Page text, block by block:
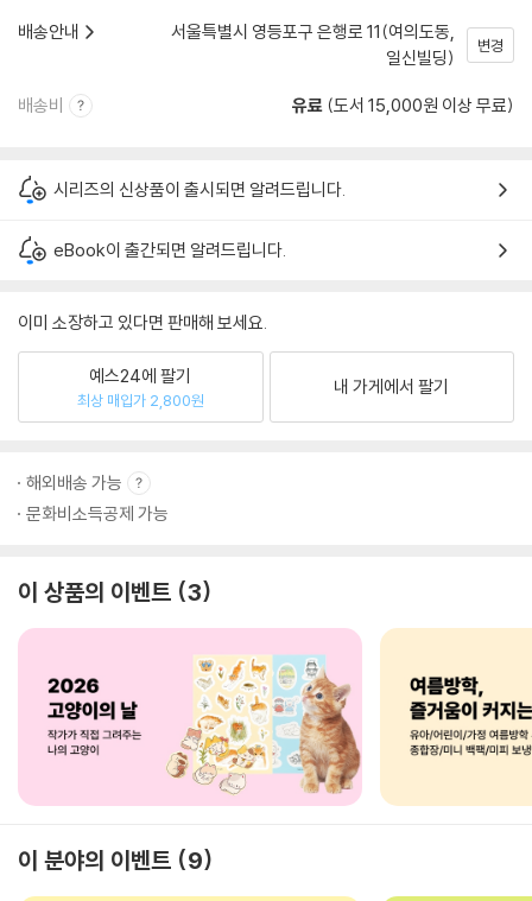
배송안내
서울특별시 영등포구 은행로 11(여의도동,
일신빌딩)
변경
배송비 유료 (도서 15,000원 이상 무료)
시리즈의 신상품이 출시되면 알려드립니다.
eBook이 출간되면 알려드립니다.
이미 소장하고 있다면 판매해 보세요.
예스24에 팔기
최상 매입가 2,800원
내 가게에서 팔기
해외배송 가능
문화비소득공제 가능
이 상품의 이벤트 3
이 분야의 이벤트 9